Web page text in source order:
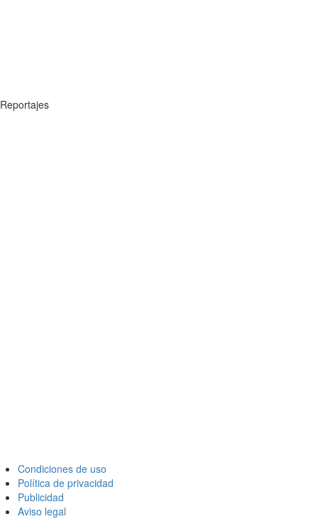
Reportajes
Condiciones de uso
Política de privacidad
Publicidad
Aviso legal